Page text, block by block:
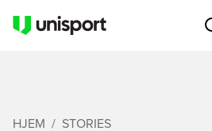
HJEM STORIES